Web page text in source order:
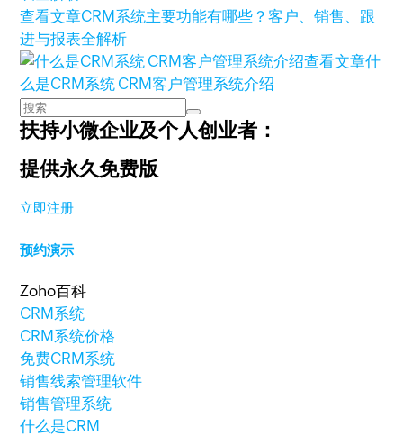
查看文章CRM系统主要功能有哪些？客户、销售、跟
进与报表全解析
查看文章什
么是CRM系统 CRM客户管理系统介绍
扶持小微企业及个人创业者：
提供永久免费版
立即注册
预约演示
Zoho百科
CRM系统
CRM系统价格
免费CRM系统
销售线索管理软件
销售管理系统
什么是CRM